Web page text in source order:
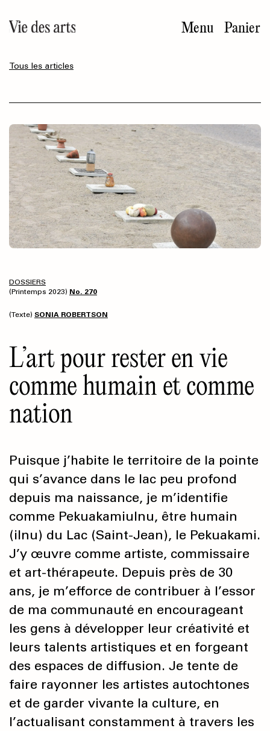
au
contenu
Menu Panier
Tous les articles
DOSSIERS
(Printemps 2023) No. 270
(Texte) SONIA ROBERTSON
L’art pour rester en vie
comme humain et comme
nation
Puisque j’habite le territoire de la pointe
qui s’avance dans le lac peu profond
depuis ma naissance, je m’identifie
comme Pekuakamiulnu, être humain
(ilnu) du Lac (Saint-Jean), le Pekuakami.
J’y œuvre comme artiste, commissaire
et art-thérapeute. Depuis près de 30
ans, je m’efforce de contribuer à l’essor
de ma communauté en encourageant
les gens à développer leur créativité et
leurs talents artistiques et en forgeant
des espaces de diffusion. Je tente de
faire rayonner les artistes autochtones
et de garder vivante la culture, en
l’actualisant constamment à travers les